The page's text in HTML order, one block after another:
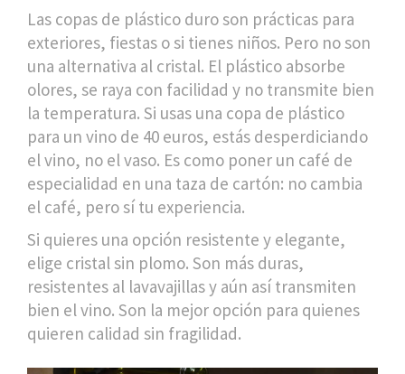
Las copas de plástico duro son prácticas para
exteriores, fiestas o si tienes niños. Pero no son
una alternativa al cristal. El plástico absorbe
olores, se raya con facilidad y no transmite bien
la temperatura. Si usas una copa de plástico
para un vino de 40 euros, estás desperdiciando
el vino, no el vaso. Es como poner un café de
especialidad en una taza de cartón: no cambia
el café, pero sí tu experiencia.
Si quieres una opción resistente y elegante,
elige cristal sin plomo. Son más duras,
resistentes al lavavajillas y aún así transmiten
bien el vino. Son la mejor opción para quienes
quieren calidad sin fragilidad.